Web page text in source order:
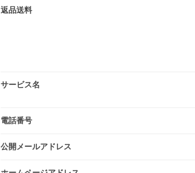
返品送料
サービス名
電話番号
公開メールアドレス